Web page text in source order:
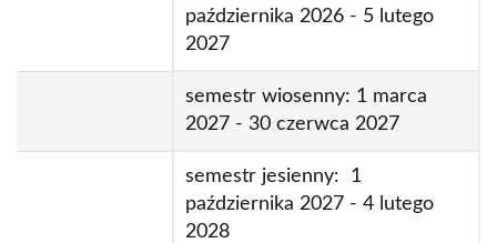
października 2026 - 5 lutego
2027
semestr wiosenny: 1 marca
2027 - 30 czerwca 2027
semestr jesienny: 1
października 2027 - 4 lutego
2028
Państwowe egzaminy certyfikatowe z języka
polskiego jako obcego
Egzaminy na certyfikaty międzynarodowe
Certyfikaty LanguageCert
LanguageCert Test of English (LTE) Listening
TOLES - Test Of Legal English Skills
Egzamin TELC z języka polskiego
Kursy E-learningowe
Kursy indywidualne
Kursy przygotowawcze na studia
Kursy semestralne dla studentów programu